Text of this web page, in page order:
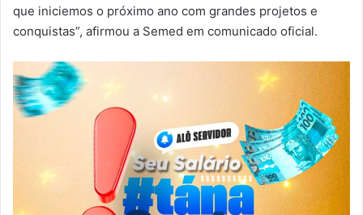
que iniciemos o próximo ano com grandes projetos e
conquistas”, afirmou a Semed em comunicado oficial.